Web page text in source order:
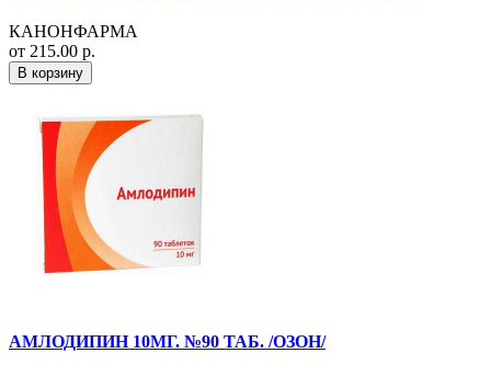
КАНОНФАРМА
от 215.00 р.
В корзину
АМЛОДИПИН 10МГ. №90 ТАБ. /ОЗОН/